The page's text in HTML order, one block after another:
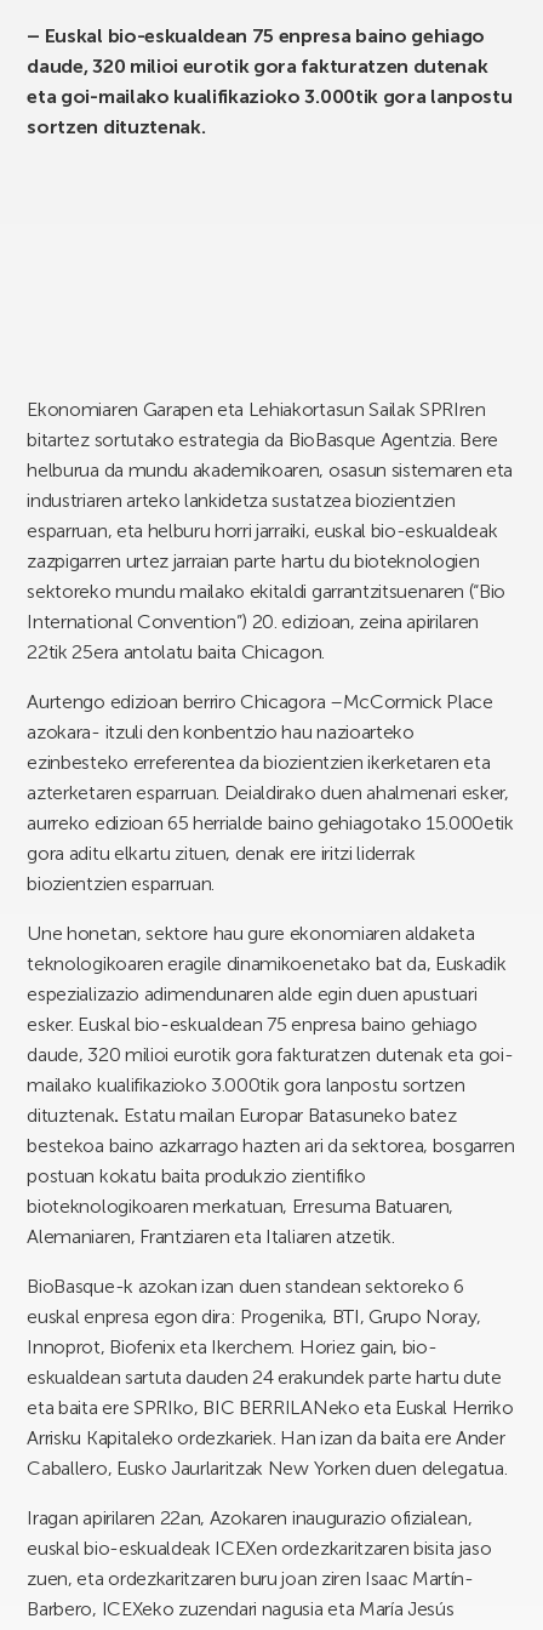
– Euskal bio-eskualdean 75 enpresa baino gehiago
daude, 320 milioi eurotik gora fakturatzen dutenak
eta goi-mailako kualifikazioko 3.000tik gora lanpostu
sortzen dituztenak.
Ekonomiaren Garapen eta Lehiakortasun Sailak SPRIren
bitartez sortutako estrategia da BioBasque Agentzia. Bere
helburua da mundu akademikoaren, osasun sistemaren eta
industriaren arteko lankidetza sustatzea biozientzien
esparruan, eta helburu horri jarraiki, euskal bio-eskualdeak
zazpigarren urtez jarraian parte hartu du bioteknologien
sektoreko mundu mailako ekitaldi garrantzitsuenaren (“Bio
International Convention”) 20. edizioan, zeina apirilaren
22tik 25era antolatu baita Chicagon.
Aurtengo edizioan berriro Chicagora –McCormick Place
azokara- itzuli den konbentzio hau nazioarteko
ezinbesteko erreferentea da biozientzien ikerketaren eta
azterketaren esparruan. Deialdirako duen ahalmenari esker,
aurreko edizioan 65 herrialde baino gehiagotako 15.000etik
gora aditu elkartu zituen, denak ere iritzi liderrak
biozientzien esparruan.
Une honetan, sektore hau gure ekonomiaren aldaketa
teknologikoaren eragile dinamikoenetako bat da, Euskadik
espezializazio adimendunaren alde egin duen apustuari
esker. Euskal bio-eskualdean 75 enpresa baino gehiago
daude, 320 milioi eurotik gora fakturatzen dutenak eta goi-
mailako kualifikazioko 3.000tik gora lanpostu sortzen
dituztenak. Estatu mailan Europar Batasuneko batez
bestekoa baino azkarrago hazten ari da sektorea, bosgarren
postuan kokatu baita produkzio zientifiko
bioteknologikoaren merkatuan, Erresuma Batuaren,
Alemaniaren, Frantziaren eta Italiaren atzetik.
BioBasque-k azokan izan duen standean sektoreko 6
euskal enpresa egon dira: Progenika, BTI, Grupo Noray,
Innoprot, Biofenix eta Ikerchem. Horiez gain, bio-
eskualdean sartuta dauden 24 erakundek parte hartu dute
eta baita ere SPRIko, BIC BERRILANeko eta Euskal Herriko
Arrisku Kapitaleko ordezkariek. Han izan da baita ere Ander
Caballero, Eusko Jaurlaritzak New Yorken duen delegatua.
Iragan apirilaren 22an, Azokaren inaugurazio ofizialean,
euskal bio-eskualdeak ICEXen ordezkaritzaren bisita jaso
zuen, eta ordezkaritzaren buru joan ziren Isaac Martín-
Barbero, ICEXeko zuzendari nagusia eta María Jesús